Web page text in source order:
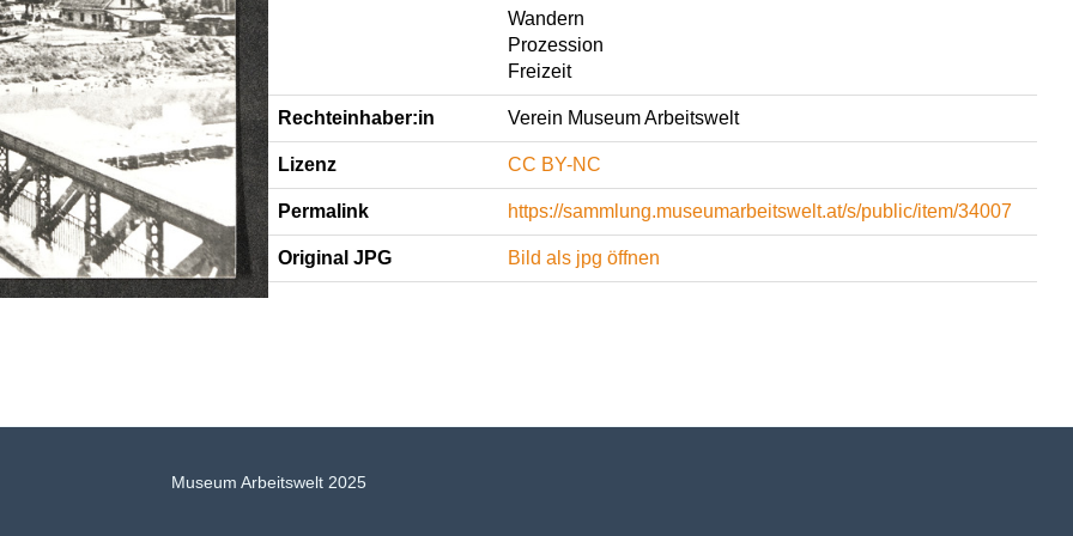
Wandern
Prozession
Freizeit
Rechteinhaber:in Verein Museum Arbeitswelt
Lizenz CC BY-NC
Permalink https://sammlung.museumarbeitswelt.at/s/public/item/34007
Original JPG Bild als jpg öffnen
Museum Arbeitswelt 2025